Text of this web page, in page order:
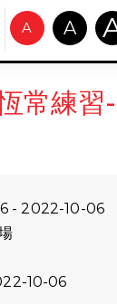
A A
常練
- 2022-10-06
10-06